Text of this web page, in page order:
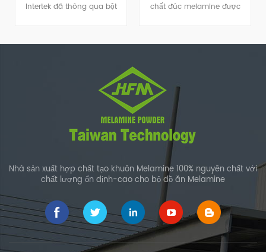
Intertek đã thông qua bột
chất đúc melamine được
Nhà sản xuất hợp chất tạo khuôn Melamine 100% nguyên chất với
chất lượng ổn định-cao cho bộ đồ ăn Melamine